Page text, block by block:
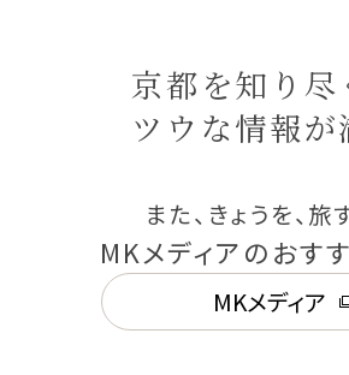
京都を知り尽
ツウな情報が
また、きょうを、旅
MKメディアのおす
MKメディア